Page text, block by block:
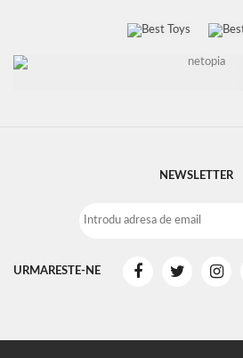
NEWSLETTER
URMARESTE-NE